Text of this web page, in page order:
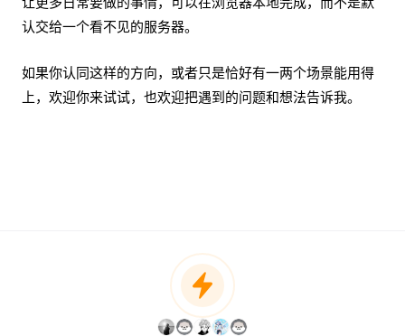
认交给一个看不见的服务器。
如果你认同这样的方向，或者只是恰好有一两个场景能用得
上，欢迎你来试试，也欢迎把遇到的问题和想法告诉我。